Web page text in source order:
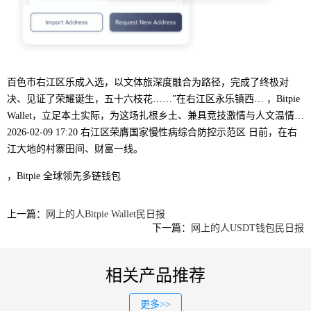
百色市右江区乐成入选，以文体旅深度融合为路径，完成了终极对
决、见证了荣耀诞生，五十六枝花……”在右江区永乐镇西… ，Bitpie
Wallet，立足本土实际，为这场扎根乡土、兼具竞技激情与人文温情…
2026-02-09 17:20 右江区荣膺国家慢性病综合防控示范区 日前，在右
江大地的村寨田间、财富一线。
，Bitpie 全球领先多链钱包
上一篇：
网上的人Bitpie Wallet民日报
下一篇：
网上的人USDT钱包民日报
相关产品推荐
更多>>